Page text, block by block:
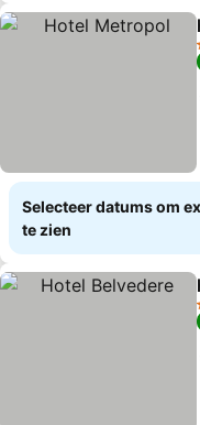
Selecteer datums om
te zien